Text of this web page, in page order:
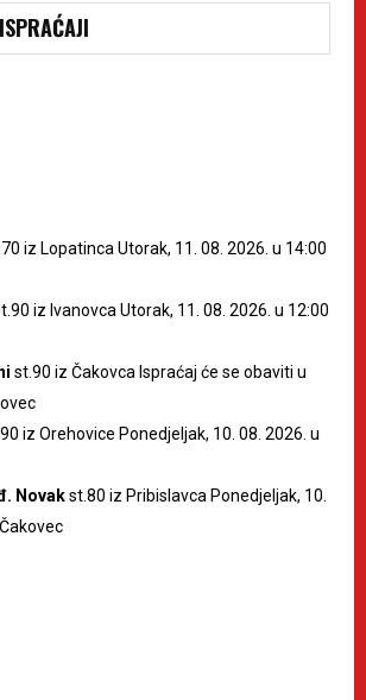
iz Lopatinca Utorak, 11. 08. 2026. u 14:00
iz Ivanovca Utorak, 11. 08. 2026. u 12:00
st.90 iz Čakovca Ispraćaj će se obaviti u
iz Orehovice Ponedjeljak, 10. 08. 2026. u
Novakst.80 iz Pribislavca Ponedjeljak, 10.